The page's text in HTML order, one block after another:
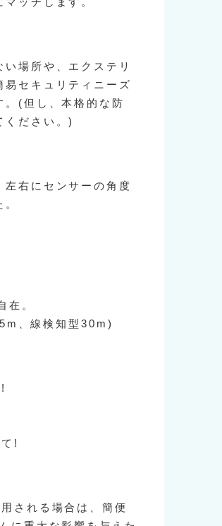
ッチします。
場所や、エクステリ
セキュリティニーズ
。(但し、本格的な防
ください。)
右にセンサーの角度
在。
、線検知型30m)
!
される場合は、簡便